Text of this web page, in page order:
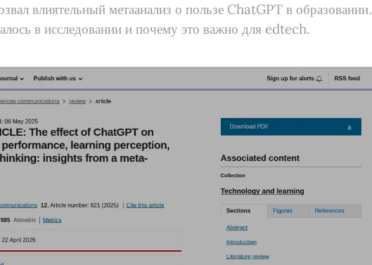
влиятельный метаанализ о пользе ChatGPT в образовании.
в исследовании и почему это важно для edtech.